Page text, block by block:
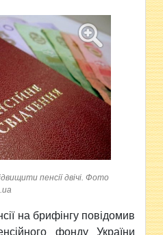
пенсії двічі. Фото
на брифінгу повідомив
фонду України